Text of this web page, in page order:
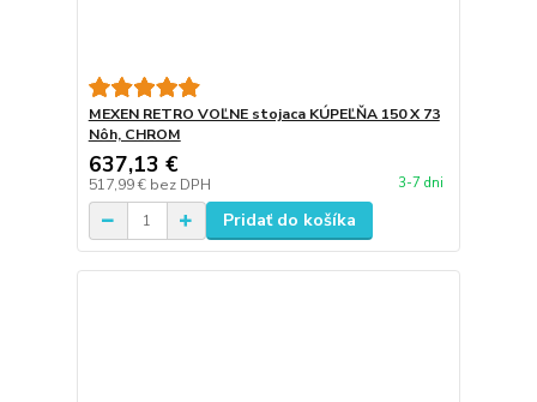
MEXEN RETRO VOĽNE stojaca KÚPEĽŇA 150 X 73
Nôh, CHROM
637,13 €
517,99 € bez DPH 3-7 dni
Pridať do košíka